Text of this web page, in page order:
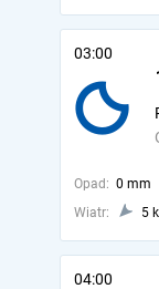
03:00
Opad: 0 mm
Wiatr:
5
04:00